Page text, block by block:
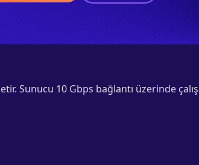
Sunucu 10 Gbps bağlantı üzerinde